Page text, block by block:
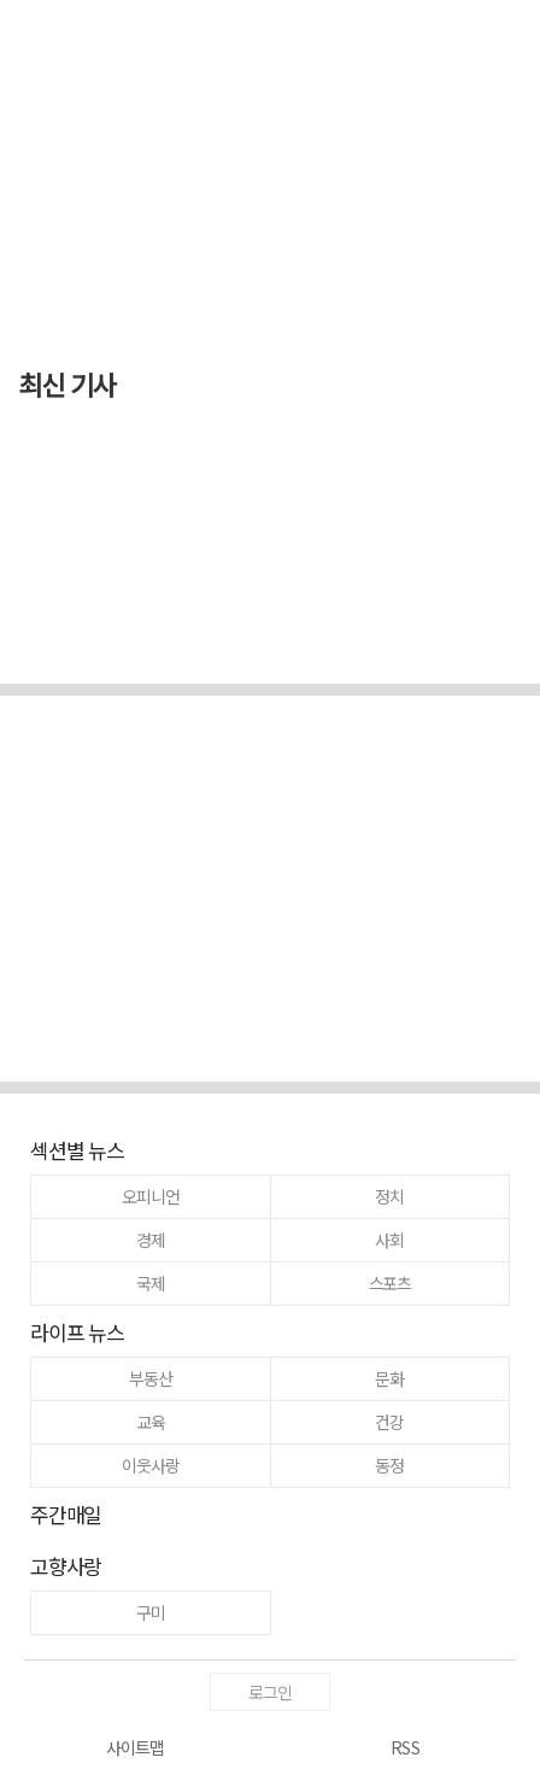
최신 기사
섹션별 뉴스
오피니언
정치
경제
사회
국제
스포츠
라이프 뉴스
부동산
문화
교육
건강
이웃사랑
동정
주간매일
고향사랑
구미
로그인
사이트맵 RSS